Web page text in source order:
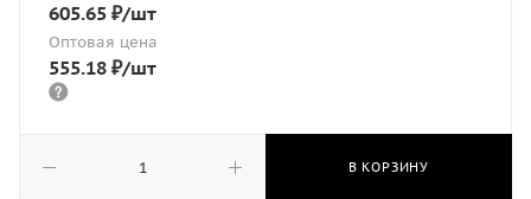
605.65 ₽/шт
Оптовая цена
555.18 ₽/шт
В КОРЗИНУ